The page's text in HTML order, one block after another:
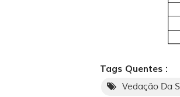
Tags Quentes :
Vedação Da